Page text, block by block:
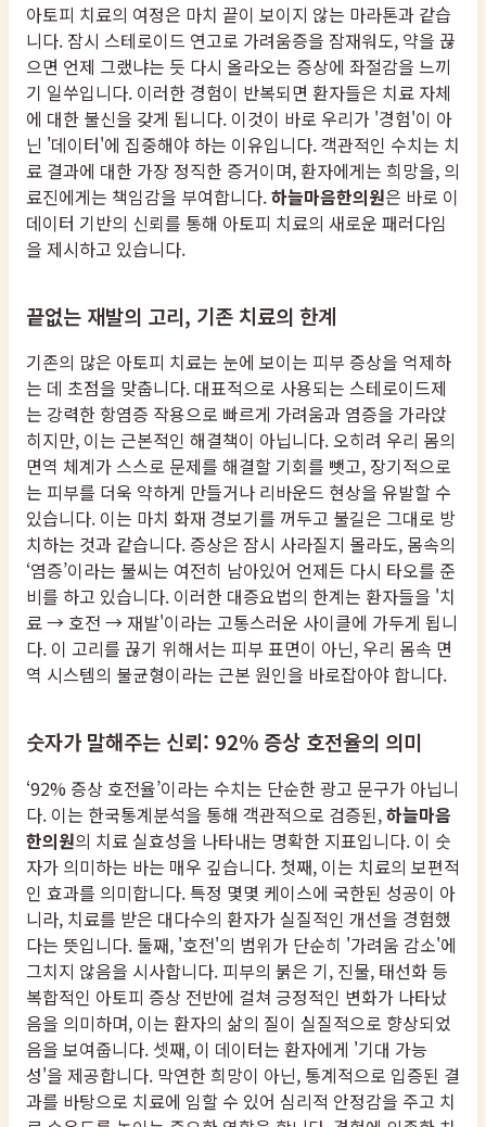
아토피 치료의 여정은 마치 끝이 보이지 않는 마라톤과 같습
니다. 잠시 스테로이드 연고로 가려움증을 잠재워도, 약을 끊
으면 언제 그랬냐는 듯 다시 올라오는 증상에 좌절감을 느끼
기 일쑤입니다. 이러한 경험이 반복되면 환자들은 치료 자체
에 대한 불신을 갖게 됩니다. 이것이 바로 우리가 '경험'이 아
닌 '데이터'에 집중해야 하는 이유입니다. 객관적인 수치는 치
료 결과에 대한 가장 정직한 증거이며, 환자에게는 희망을, 의
료진에게는 책임감을 부여합니다.하늘마음한의원은 바로 이
데이터 기반의 신뢰를 통해 아토피 치료의 새로운 패러다임
을 제시하고 있습니다.
끝없는 재발의 고리, 기존 치료의 한계
기존의 많은 아토피 치료는 눈에 보이는 피부 증상을 억제하
는 데 초점을 맞춥니다. 대표적으로 사용되는 스테로이드제
는 강력한 항염증 작용으로 빠르게 가려움과 염증을 가라앉
히지만, 이는 근본적인 해결책이 아닙니다. 오히려 우리 몸의
면역 체계가 스스로 문제를 해결할 기회를 뺏고, 장기적으로
는 피부를 더욱 약하게 만들거나 리바운드 현상을 유발할 수
있습니다. 이는 마치 화재 경보기를 꺼두고 불길은 그대로 방
치하는 것과 같습니다. 증상은 잠시 사라질지 몰라도, 몸속의
‘염증’이라는 불씨는 여전히 남아있어 언제든 다시 타오를 준
비를 하고 있습니다. 이러한 대증요법의 한계는 환자들을 '치
료 → 호전 → 재발'이라는 고통스러운 사이클에 가두게 됩니
다. 이 고리를 끊기 위해서는 피부 표면이 아닌, 우리 몸속 면
역 시스템의 불균형이라는 근본 원인을 바로잡아야 합니다.
숫자가 말해주는 신뢰: 92% 증상 호전율의 의미
‘92% 증상 호전율’이라는 수치는 단순한 광고 문구가 아닙니
다. 이는 한국통계분석을 통해 객관적으로 검증된,하늘마음
한의원의 치료 실효성을 나타내는 명확한 지표입니다. 이 숫
자가 의미하는 바는 매우 깊습니다. 첫째, 이는 치료의 보편적
인 효과를 의미합니다. 특정 몇몇 케이스에 국한된 성공이 아
니라, 치료를 받은 대다수의 환자가 실질적인 개선을 경험했
다는 뜻입니다. 둘째, '호전'의 범위가 단순히 '가려움 감소'에
그치지 않음을 시사합니다. 피부의 붉은 기, 진물, 태선화 등
복합적인 아토피 증상 전반에 걸쳐 긍정적인 변화가 나타났
음을 의미하며, 이는 환자의 삶의 질이 실질적으로 향상되었
음을 보여줍니다. 셋째, 이 데이터는 환자에게 '기대 가능
성'을 제공합니다. 막연한 희망이 아닌, 통계적으로 입증된 결
과를 바탕으로 치료에 임할 수 있어 심리적 안정감을 주고 치